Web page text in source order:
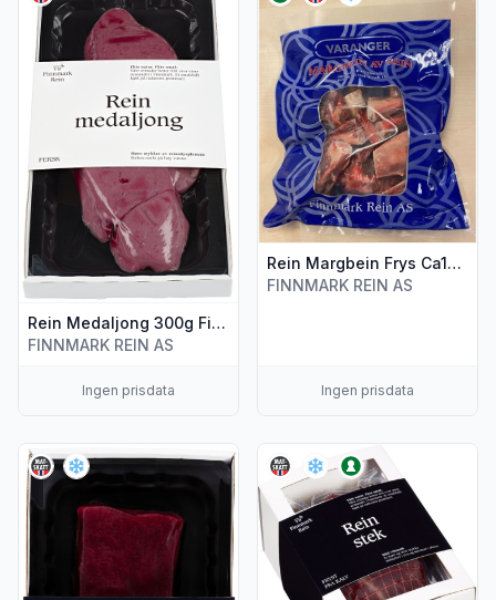
Rein Medaljong 300g Finnmark Rein
FINNMARK REIN AS
Ingen prisdata
Rein Margbein Frys Ca1kg Varanger
FINNMARK REIN AS
Ingen prisdata
Vis flere detaljer for produktet "Rein Ytrefilet Frys 300g
Vis flere detaljer for